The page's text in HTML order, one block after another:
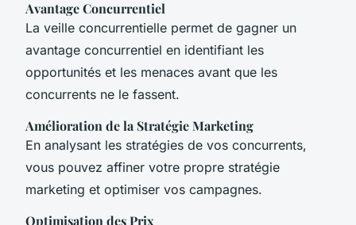
Avantage Concurrentiel
La veille concurrentielle permet de gagner un
avantage concurrentiel en identifiant les
opportunités et les menaces avant que les
concurrents ne le fassent.
Amélioration de la Stratégie Marketing
En analysant les stratégies de vos concurrents,
vous pouvez affiner votre propre stratégie
marketing et optimiser vos campagnes.
Optimisation des Prix